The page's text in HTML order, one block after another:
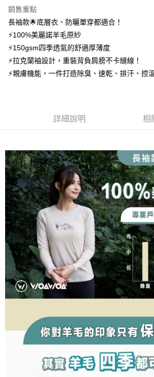
台新國際商業銀行
台灣樂天信用卡公司
元大商業銀行
玉山商業銀行
台灣樂天信用卡公司
聯邦商業銀行
元大商業銀行
玉山商業銀行
台新國際商業銀行
台灣樂天信用卡公司
台中商業銀行
華泰商業銀行
遠東國際商業銀行
永豐商業銀行
星展（台灣）商業銀行
中國信託商業銀行
台灣樂天信
悠遊付
大哥付你分期
相關說明
【大哥付你分期使用說明】
1.本服務由台灣大哥大提供，台灣大哥大用戶可立即
4.訂單成立30分鐘內，如未前往確認交易或遇審核未
1.分期款項不併入電信帳單，「大哥付你分期」於
醒簡訊。
2.透過簡訊連結打開帳單後，可選擇「超商條碼／
帳／街口支付／iPASS MONEY」等通路繳費。
【注意事項】
1.本服務係由「台灣大哥大股份有限公司」（以下簡
用戶於交易時，得透過本服務購買商品或服務，並
買賣價金債權讓與本公司後，依約使用本公司帳單
2.基於同意付款使用「大哥付你分期」之契約關係
資料（包含姓名、電話或地址）提供予台灣大哥大
由本公司與您本人進行分期帳單所需資料之確認、核
3.完整用戶服務條款，請詳閱以下連結：https://
AFTEE先享後付
１．簡單：不需註冊會員、不需綁卡、不需儲值。
【「AFTEE先享後付」結帳流程】
１．於結帳方式選擇「AFTEE先享後付」後，將跳
結帳頁面，進行簡訊認證並確認金額後，即可完成
２．訂單成立數日內，您將收到繳費通知簡訊。
３．收到繳費通知簡訊後14天內，點擊此簡訊中的
ATM／網路銀行／等多元方式進行付款，方視為交
※ 請注意：結帳手續完成當下不需立刻繳費，但若
購買商品的店家。未經商家同意取消之訂單仍視為有
後付繳納相關費用。
※ 交易是否成功請以「AFTEE先享後付 」之結帳頁
是否繳費成功／繳費後需取消欲退款等相關疑問，請
客戶支援中心」https://
【注意事項】
１．透過由恩沛科技股份有限公司提供之「AFTEE
易，需依本服務之必要範圍內提供個人資料，並將
２．關於個人資料處理事宜，請瀏覽以下網址：
https://aftee.tw/terms/#terms3
３．未成年的使用者請事先徵得法定代理人或監護人
「AFTEE先享後付」，若未經同意申辦者引起之損
４．使用「AFTEE先享後付」時，將依據個別帳號
時審查核予不同之上限額度；若仍有額度不足之情形
每筆NT$100，滿NT$1,000(含以上)免運費
付款後全家取貨
每筆NT$100，滿NT$1,000(含以上)免運費
7-11取貨付款
每筆NT$100，滿NT$1,000(含以上)免運費
付款後7-11取貨
每筆NT$100，滿NT$1,000(含以上)免運費
宅配
每筆NT$100，滿NT$1,000(含以上)免運費
銷售重點
長袖款🌟底層衣、防曬單穿都適合！
⚡100%美麗諾羊毛原紗
⚡150gsm四季透氣的舒適厚薄度
⚡拉克蘭袖設計，重裝背負肩膀不卡縫線！
⚡親膚機能，一件打造除臭、速乾、排汗、控
詳細說明 相